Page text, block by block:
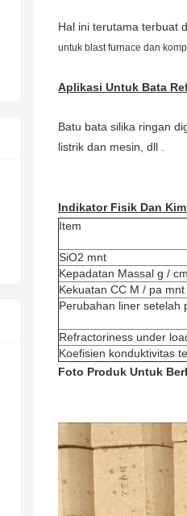
Hal ini terutama terbuat
untuk blast furnace dan
Aplikasi Untuk Bata
Batu bata silika ringan
listrik dan mesin, dll .
Indikator Fisik Dan
Item
SiO2 mnt
Kepadatan Massal g /
Kekuatan CC M / pa mnt
Perubahan liner setelah
Refractoriness under
Koefisien konduktivitas
Foto Produk Untuk